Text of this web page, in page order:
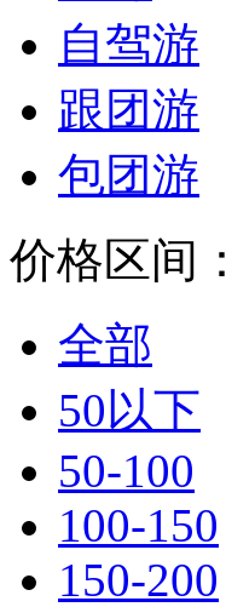
自驾游
跟团游
包团游
价格区间：
全部
50以下
50-100
100-150
150-200